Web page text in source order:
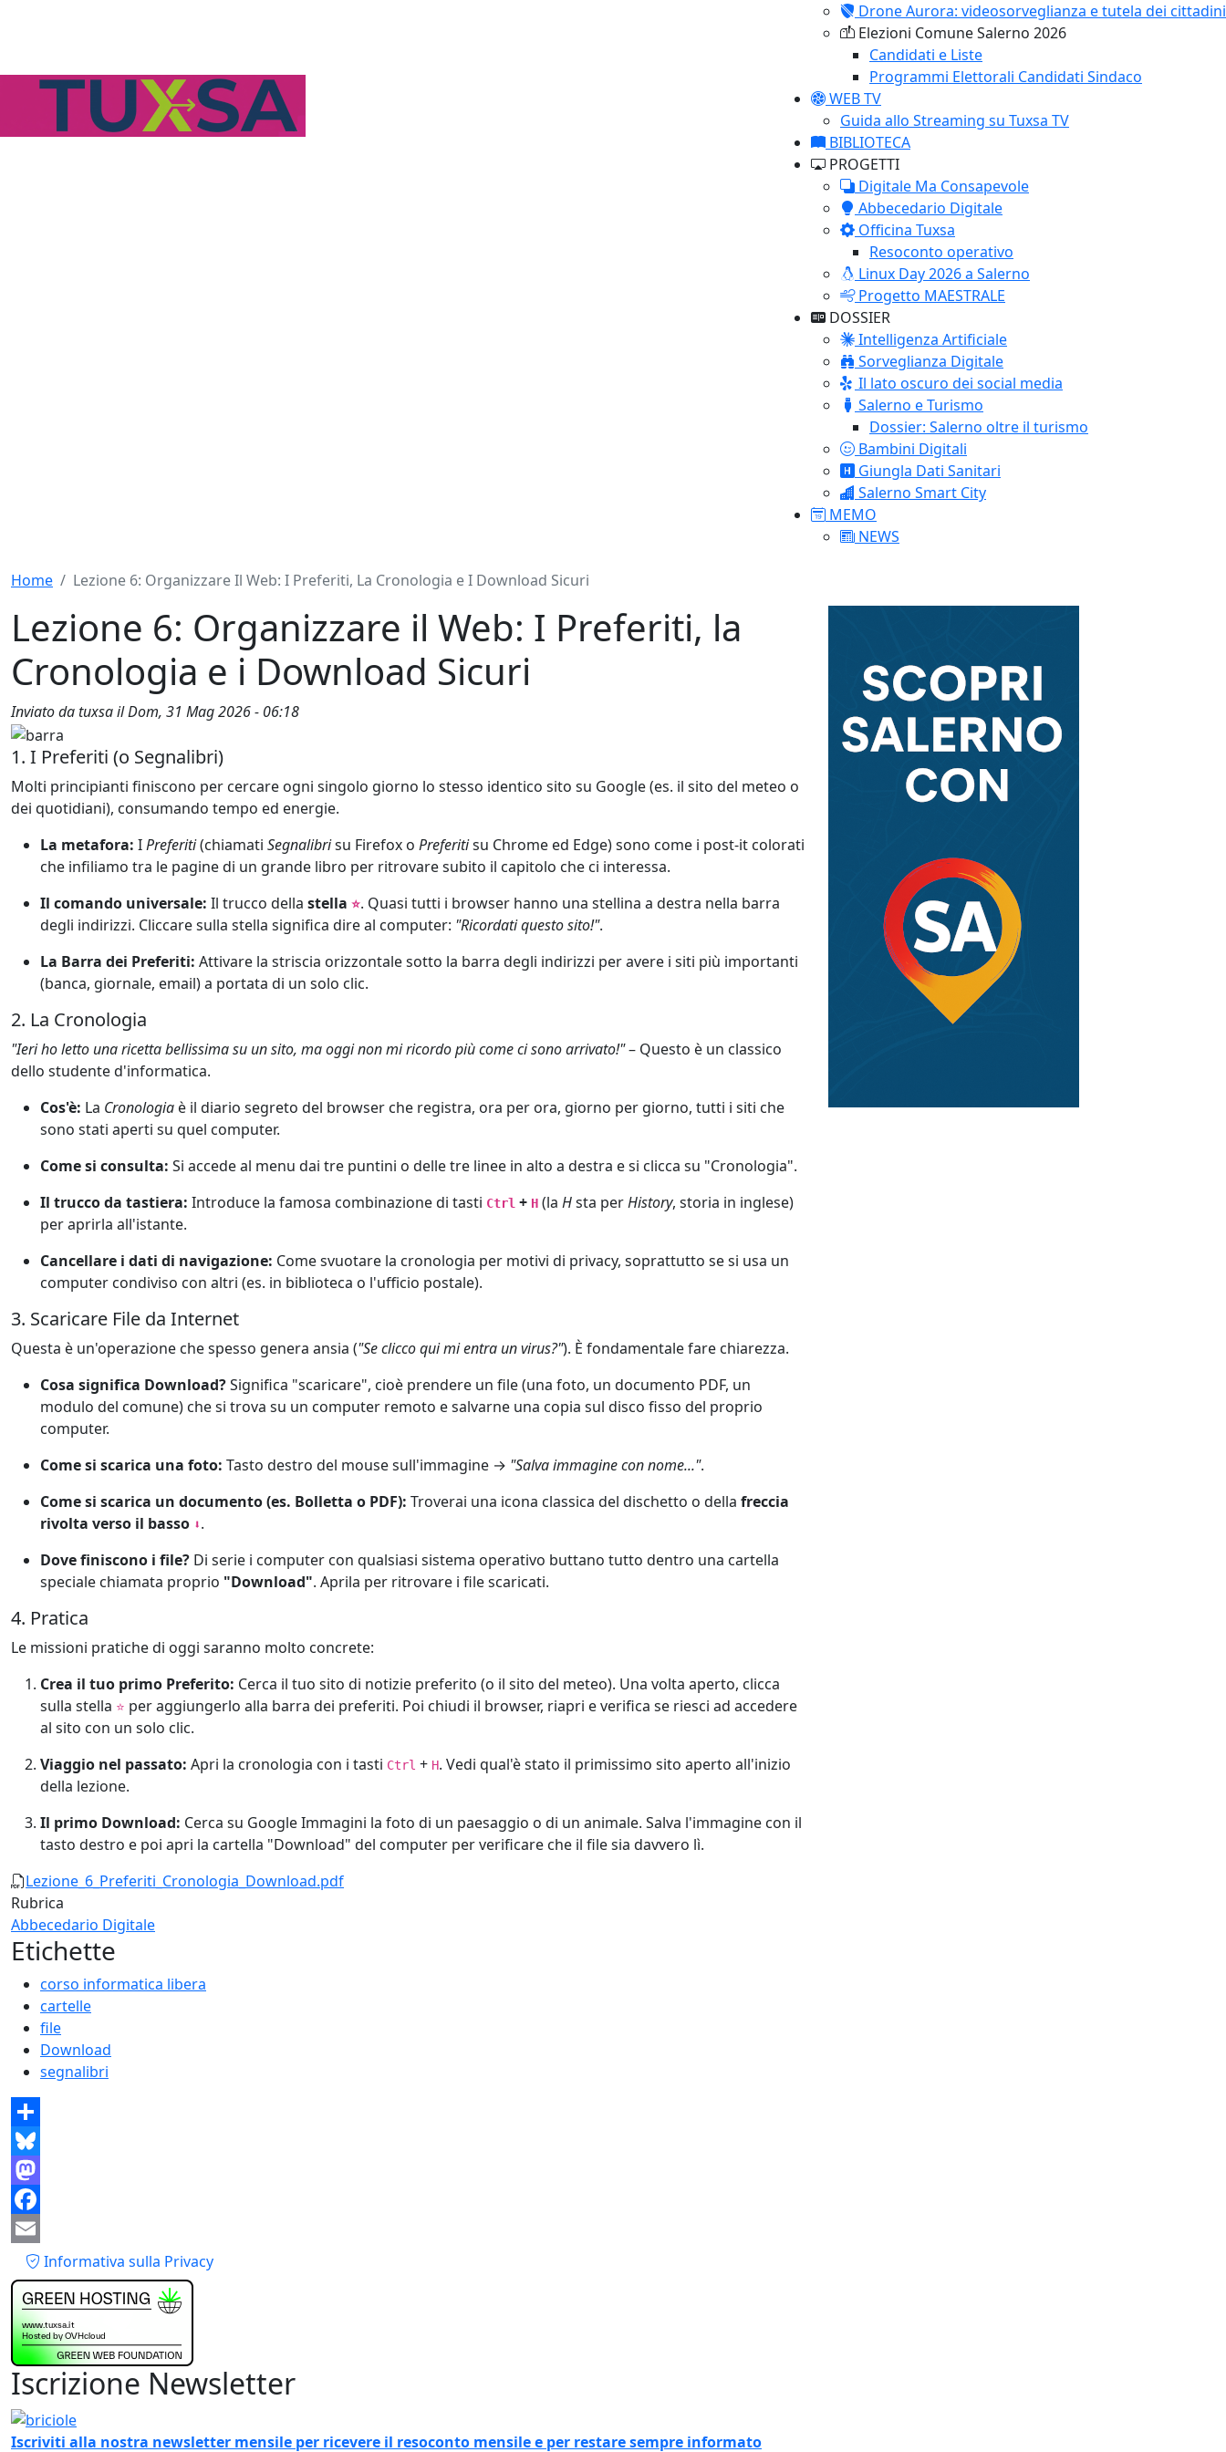
Drone Aurora: videosorveglianza e tutela dei cittadini
Elezioni Comune Salerno 2026
Candidati e Liste
Programmi Elettorali Candidati Sindaco
WEB TV
Guida allo Streaming su Tuxsa TV
BIBLIOTECA
PROGETTI
Digitale Ma Consapevole
Abbecedario Digitale
Officina Tuxsa
Resoconto operativo
Linux Day 2026 a Salerno
Progetto MAESTRALE
DOSSIER
Intelligenza Artificiale
Sorveglianza Digitale
Il lato oscuro dei social media
Salerno e Turismo
Dossier: Salerno oltre il turismo
Bambini Digitali
Giungla Dati Sanitari
Salerno Smart City
MEMO
NEWS
Home Lezione 6: Organizzare Il Web: I Preferiti, La Cronologia e I Download Sicuri
Lezione 6: Organizzare il Web: I Preferiti, la
Cronologia e i Download Sicuri
Inviato datuxsailDom, 31 Mag 2026 - 06:18
1. I Preferiti (o Segnalibri)
Molti principianti finiscono per cercare ogni singolo giorno lo stesso identico sito su Google (es. il sito del meteo o
dei quotidiani), consumando tempo ed energie.
La metafora: IPreferiti(chiamati Segnalibrisu Firefox o Preferitisu Chrome ed Edge) sono come i post-it colorati
che infiliamo tra le pagine di un grande libro per ritrovare subito il capitolo che ci interessa.
Il comando universale: Il trucco della stella ⭐. Quasi tutti i browser hanno una stellina a destra nella barra
degli indirizzi. Cliccare sulla stella significa dire al computer: "Ricordati questo sito!".
La Barra dei Preferiti: Attivare la striscia orizzontale sotto la barra degli indirizzi per avere i siti più importanti
(banca, giornale, email) a portata di un solo clic.
2. La Cronologia
"Ieri ho letto una ricetta bellissima su un sito, ma oggi non mi ricordo più come ci sono arrivato!"– Questo è un classico
dello studente d'informatica.
Cos'è: La Cronologia è il diario segreto del browser che registra, ora per ora, giorno per giorno, tutti i siti che
sono stati aperti su quel computer.
Come si consulta: Si accede al menu dai tre puntini o delle tre linee in alto a destra e si clicca su "Cronologia".
Il trucco da tastiera: Introduce la famosa combinazione di tasti Ctrl + H (la Hsta perHistory, storia in inglese)
per aprirla all'istante.
Cancellare i dati di navigazione: Come svuotare la cronologia per motivi di privacy, soprattutto se si usa un
computer condiviso con altri (es. in biblioteca o l'ufficio postale).
3. Scaricare File da Internet
Questa è un'operazione che spesso genera ansia ("Se clicco qui mi entra un virus?"). È fondamentale fare chiarezza.
Cosa significa Download?Significa "scaricare", cioè prendere un file (una foto, un documento PDF, un
modulo del comune) che si trova su un computer remoto e salvarne una copia sul disco fisso del proprio
computer.
Come si scarica una foto: Tasto destro del mouse sull'immagine → "Salva immagine con nome...".
Come si scarica un documento (es. Bolletta o PDF): Troverai una icona classica del dischetto o della freccia
rivolta verso il basso ⬇️.
Dove finiscono i file? Di serie i computer con qualsiasi sistema operativo buttano tutto dentro una cartella
speciale chiamata proprio "Download". Aprila per ritrovare i file scaricati.
4. Pratica
Le missioni pratiche di oggi saranno molto concrete:
Crea il tuo primo Preferito: Cerca il tuo sito di notizie preferito (o il sito del meteo). Una volta aperto, clicca
sulla stella ⭐ per aggiungerlo alla barra dei preferiti. Poi chiudi il browser, riapri e verifica se riesci ad accedere
al sito con un solo clic.
Viaggio nel passato: Apri la cronologia con i tasti Ctrl + H. Vedi qual'è stato il primissimo sito aperto all'inizio
della lezione.
Il primo Download: Cerca su Google Immagini la foto di un paesaggio o di un animale. Salva l'immagine con il
tasto destro e poi apri la cartella "Download" del computer per verificare che il file sia davvero lì.
Documento
Lezione_6_Preferiti_Cronologia_Download.pdf
Rubrica
Abbecedario Digitale
Etichette
corso informatica libera
cartelle
file
Download
segnalibri
Share
Bluesky
Mastodon
Facebook
Email
Piè di pagina
Informativa sulla Privacy
Iscrizione Newsletter
Immagine
Iscriviti alla nostra newsletter mensile per ricevere il resoconto mensile e per restare sempre informato